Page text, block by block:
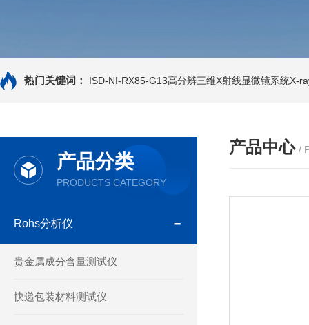
热门关键词： ISD-NI-RX85-G13高分辨三维X射线显微镜系统X-
产品分类
PRODUCTS CATEGORY
Rohs分析仪
贵金属成分含量测试仪
快递包装材料测试仪
产品中心 /